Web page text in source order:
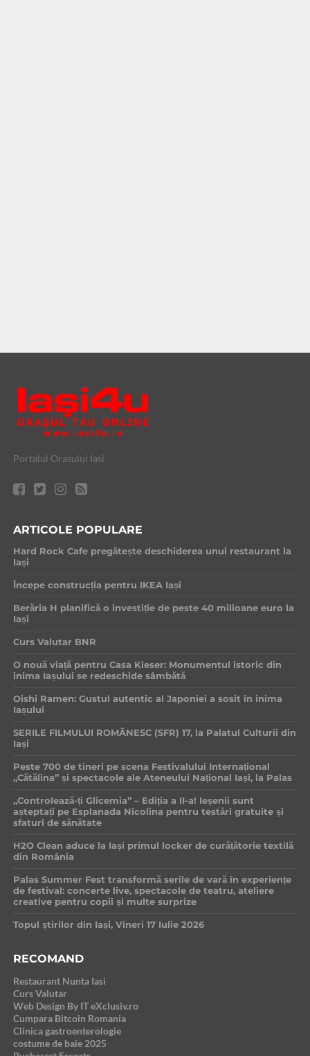
Portalul Orasului Iasi
ARTICOLE POPULARE
Hard Rock Cafe pregătește deschiderea unui restaurant la
Iași
Începe construcția pentru IKEA Iași
Berăria H planifică o investiție de peste 40 milioane euro la
Iași
Curs Valutar BNR
O nouă viață pentru Casa Kieser: Monumentul istoric din
inima Iașului se redeschide sâmbătă
Oishi Ramen: Gustul autentic al Japoniei a sosit în inima
Iașului
SERILE FILMULUI ROMÂNESC (SFR) 17, la Palatul Culturii din
Iași
Peste 700 de tineri pe scena Festivalului Internațional
„Cătălina” și spectacole ale Ateneului Național Iași, la Palas
„Controlează-ți Glicemia” – Ediția a II-a! Ieșenii sunt
așteptați pe Esplanada Nicolina pentru testări gratuite și
sfaturi de sănătate
H2O Clean aduce la Iași primul locker de curățătorie textilă
din România
Palas Summer Fest transformă serile de vară în experiențe
de festival: concerte live, spectacole de teatru, ateliere
creative pentru copii și multe surprize
Topul știrilor din Iași, Vineri 17 Iulie 2026
RECOMAND
Restaurant Nunta Iasi
Curs Valutar
Web Design By IT eXclusiv.ro
Cumpara Bitcoin Romania
Clinica gastroenterologie
costume de baie 2025